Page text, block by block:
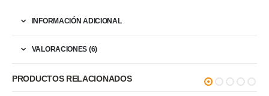
INFORMACIÓN ADICIONAL
VALORACIONES (6)
PRODUCTOS RELACIONADOS